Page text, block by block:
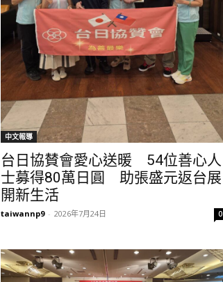
中文報導
台日協賛會愛心送暖 54位善心人
士募得80萬日圓 助張盛元返台展
開新生活
taiwannp9 - 2026年7月24日 0